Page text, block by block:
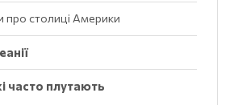
про столиці Америки
часто плутають